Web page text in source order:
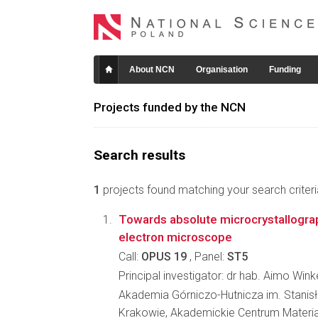
About NCN Organisation Funding
Projects funded by the NCN
Search results
1 projects found matching your search
Towards absolute
electron microscope
Call: OPUS 19 , Panel: ST5
Principal investigator: dr hab. Aimo
Akademia Górniczo-Hutnicza im.
Krakowie, Akademickie Centrum